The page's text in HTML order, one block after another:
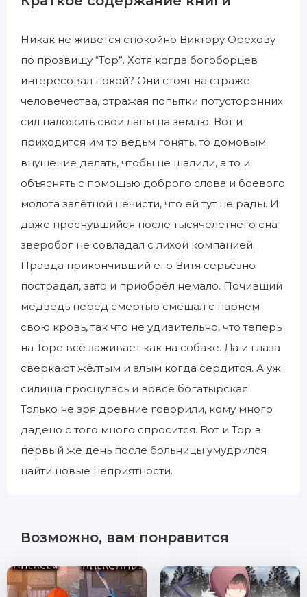
Никак не живётся спокойно Виктору Орехову
по прозвищу “Тор”. Хотя когда богоборцев
интересовал покой? Они стоят на страже
человечества, отражая попытки потусторонних
сил наложить свои лапы на землю. Вот и
приходится им то ведьм гонять, то домовым
внушение делать, чтобы не шалили, а то и
объяснять с помощью доброго слова и боевого
молота залётной нечисти, что ей тут не рады. И
даже проснувшийся после тысячелетнего сна
зверобог не совладал с лихой компанией.
Правда прикончивший его Витя серьёзно
пострадал, зато и приобрёл немало. Почивший
медведь перед смертью смешал с парнем
свою кровь, так что не удивительно, что теперь
на Торе всё заживает как на собаке. Да и глаза
сверкают жёлтым и алым когда сердится. А уж
силища проснулась и вовсе богатырская.
Только не зря древние говорили, кому много
дадено с того много спросится. Вот и Тор в
первый же день после больницы умудрился
найти новые неприятности.
Возможно, вам понравится